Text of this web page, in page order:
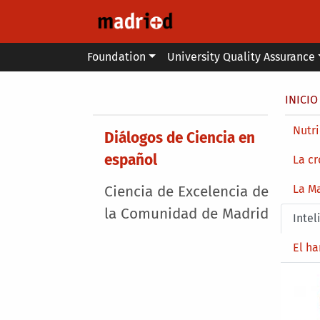
Main menu
Foundation University Quality Assurance
INICIO
Main menu
Diálogos de Ciencia en
español
Ciencia de Excelencia de
la Comunidad de Madrid
La
La
El